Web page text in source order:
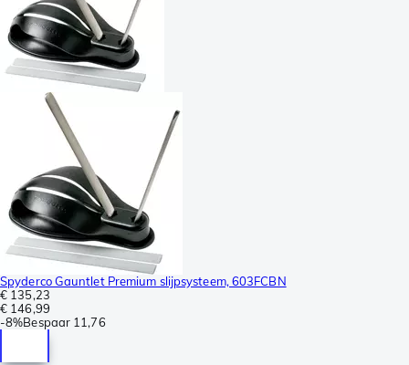
Spyderco Gauntlet Premium slijpsysteem, 603FCBN
€ 135,23
€ 146,99
-8%Bespaar 11,76